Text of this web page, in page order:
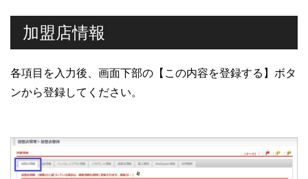
加盟店情報
各項目を入力後、画面下部の【この内容を登録する】ボタ
ンから登録してください。